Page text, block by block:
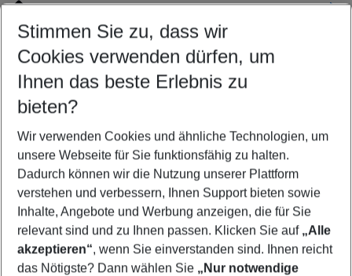
Location
Customize your offer
Find the perfect deal which suits your best
Your departure airport
Any airport
Select your date range
11/08/26–09/08/27 5-8 nights
Who will travel
2 adults No children
Show more filter
Stimmen Sie zu, dass wir
Cookies verwenden dürfen, um
Ihnen das beste Erlebnis zu
bieten?
Wir verwenden Cookies und ähnliche Technologien, um
unsere Webseite für Sie funktionsfähig zu halten.
Dadurch können wir die Nutzung unserer Plattform
verstehen und verbessern, Ihnen Support bieten sowie
Inhalte, Angebote und Werbung anzeigen, die für Sie
relevant sind und zu Ihnen passen. Klicken Sie auf „Alle
akzeptieren“, wenn Sie einverstanden sind. Ihnen reicht
das Nötigste? Dann wählen Sie „Nur notwendige